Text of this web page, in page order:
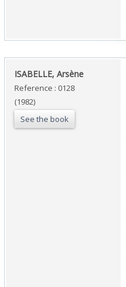
‎ISABELLE, Arsène‎
Reference : 0128
(1982)
See the book